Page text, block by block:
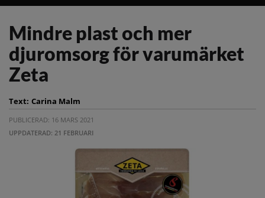
Mindre plast och mer
djuromsorg för varumärket
Zeta
Text: Carina Malm
PUBLICERAD: 16 MARS 2021
UPPDATERAD: 21 FEBRUARI